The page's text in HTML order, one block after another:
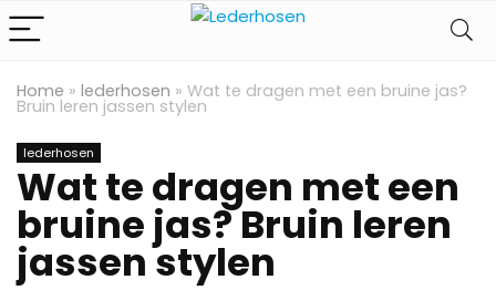
Home » lederhosen » Wat te dragen met een bruine jas?
Bruin leren jassen stylen
lederhosen
Wat te dragen met een
bruine jas? Bruin leren
jassen stylen